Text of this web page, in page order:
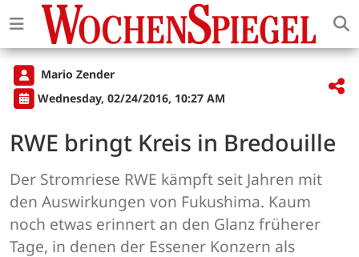
Mario Zender
Wednesday, 02/24/2016, 10:27 AM
RWE bringt Kreis in Bredouille
Der Stromriese RWE kämpft seit Jahren mit
den Auswirkungen von Fukushima. Kaum
noch etwas erinnert an den Glanz früherer
Tage, in denen der Essener Konzern als